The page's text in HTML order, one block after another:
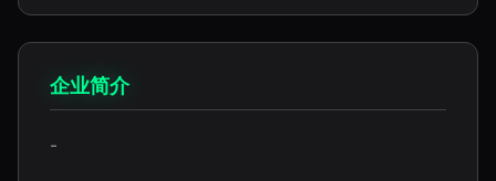
企业简介
-